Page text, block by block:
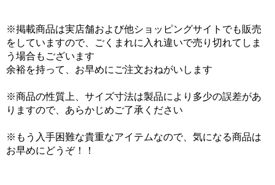
※掲載商品は実店舗および他ショッピングサイトでも販売
をしていますので、ごくまれに入れ違いで売り切れてしま
う場合もございます
余裕を持って、お早めにご注文おねがいします
※商品の性質上、サイズ寸法は製品により多少の誤差があ
りますので、あらかじめご了承ください
※もう入手困難な貴重なアイテムなので、気になる商品は
お早めにどうぞ！！